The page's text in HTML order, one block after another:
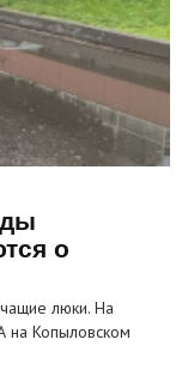
о
люки. На
на Копыловском